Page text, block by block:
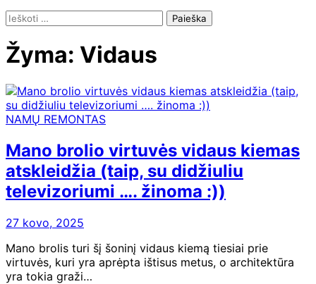
Ieškoti:
Žyma: Vidaus
NAMŲ REMONTAS
Mano brolio virtuvės vidaus kiemas
atskleidžia (taip, su didžiuliu
televizoriumi …. žinoma :))
27 kovo, 2025
Mano brolis turi šį šoninį vidaus kiemą tiesiai prie
virtuvės, kuri yra aprėpta ištisus metus, o architektūra
yra tokia graži…